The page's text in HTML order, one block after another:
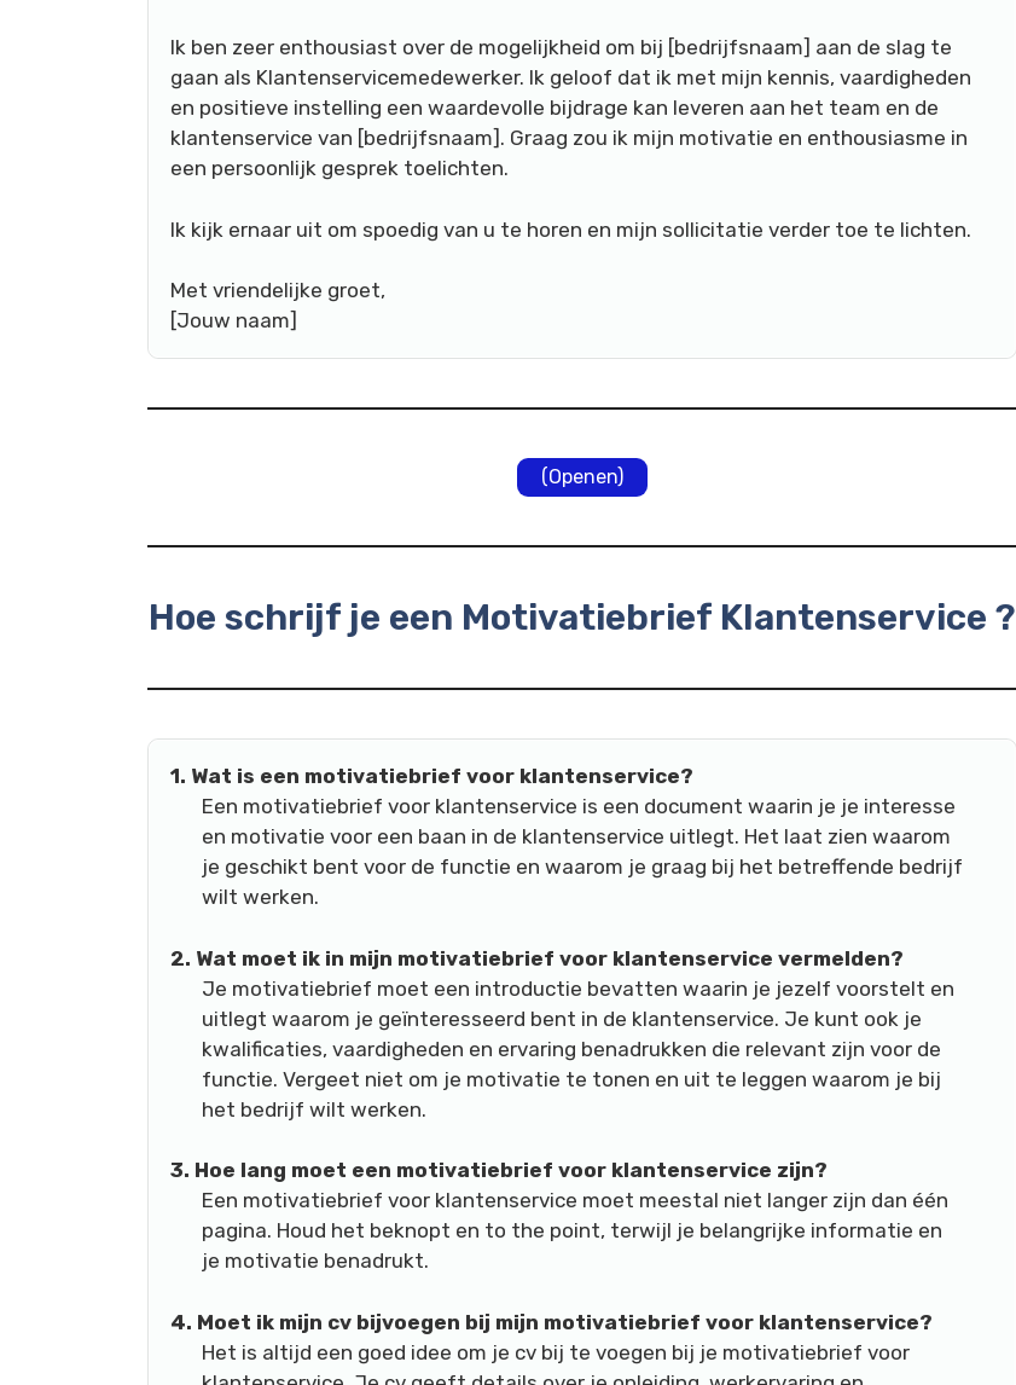
Ik ben zeer enthousiast over de mogelijkheid om bij [bedrijfsnaam] aan de slag te
gaan als Klantenservicemedewerker. Ik geloof dat ik met mijn kennis, vaardigheden
en positieve instelling een waardevolle bijdrage kan leveren aan het team en de
klantenservice van [bedrijfsnaam]. Graag zou ik mijn motivatie en enthousiasme in
een persoonlijk gesprek toelichten.
Ik kijk ernaar uit om spoedig van u te horen en mijn sollicitatie verder toe te lichten.
Met vriendelijke groet,
[Jouw naam]
(Openen)
Hoe schrijf je een Motivatiebrief Klantenservice ?
1. Wat is een motivatiebrief voor klantenservice?
Een motivatiebrief voor klantenservice is een document waarin je je interesse
en motivatie voor een baan in de klantenservice uitlegt. Het laat zien waarom
je geschikt bent voor de functie en waarom je graag bij het betreffende bedrijf
wilt werken.
2. Wat moet ik in mijn motivatiebrief voor klantenservice vermelden?
Je motivatiebrief moet een introductie bevatten waarin je jezelf voorstelt en
uitlegt waarom je geïnteresseerd bent in de klantenservice. Je kunt ook je
kwalificaties, vaardigheden en ervaring benadrukken die relevant zijn voor de
functie. Vergeet niet om je motivatie te tonen en uit te leggen waarom je bij
het bedrijf wilt werken.
3. Hoe lang moet een motivatiebrief voor klantenservice zijn?
Een motivatiebrief voor klantenservice moet meestal niet langer zijn dan één
pagina. Houd het beknopt en to the point, terwijl je belangrijke informatie en
je motivatie benadrukt.
4. Moet ik mijn cv bijvoegen bij mijn motivatiebrief voor klantenservice?
Het is altijd een goed idee om je cv bij te voegen bij je motivatiebrief voor